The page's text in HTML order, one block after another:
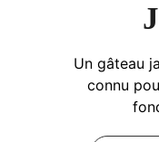
Un gâteau
connu